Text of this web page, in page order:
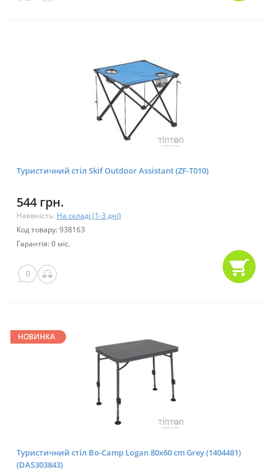
Туристичний стіл Skif Outdoor Assistant (ZF-T010)
544 грн.
Наявність: На складі (1-3 дні)
Код товару: 938163
Гарантія: 0 міс.
0
НОВИНКА
Туристичний стіл Bo-Camp Logan 80x60 cm Grey (1404481)
(DAS303843)